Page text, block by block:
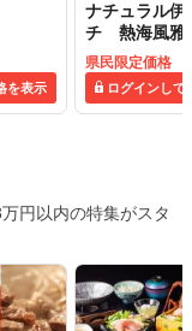
を表示
ナチュラル伊
チ 熱海風雅
県民限定価格
ログインして
円以内の特集がスタ